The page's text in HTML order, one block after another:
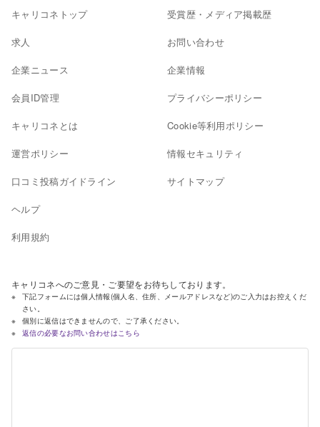
キャリコネトップ
求人
企業ニュース
会員ID管理
キャリコネとは
運営ポリシー
口コミ投稿ガイドライン
ヘルプ
利用規約
受賞歴・メディア掲載歴
お問い合わせ
企業情報
プライバシーポリシー
Cookie等利用ポリシー
情報セキュリティ
サイトマップ
キャリコネへのご意見・ご要望をお待ちしております。
下記フォームには個人情報(個人名、住所、メールアドレスなど)のご入力はお控えくだ
さい。
個別に返信はできませんので、ご了承ください。
返信の必要なお問い合わせはこちら